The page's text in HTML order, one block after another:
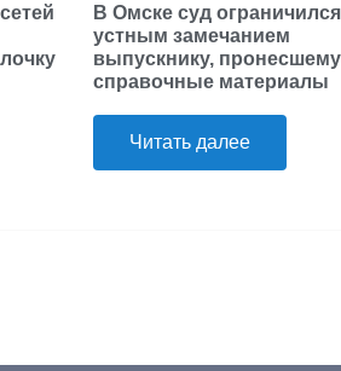
В Омске суд ограничился
устным замечанием
выпускнику,
справочные материалы
Читать далее